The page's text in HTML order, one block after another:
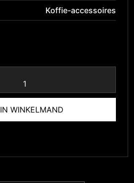
Koffie-accessoires
IN WINKELMAND